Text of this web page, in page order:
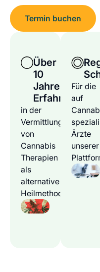
Termin buchen
Über
10
Jahre
Erfahrung
in der
Vermittlung
von
Cannabis
Therapien
als
alternative
Heilmethode
Für die
auf
Ärzte
unserer